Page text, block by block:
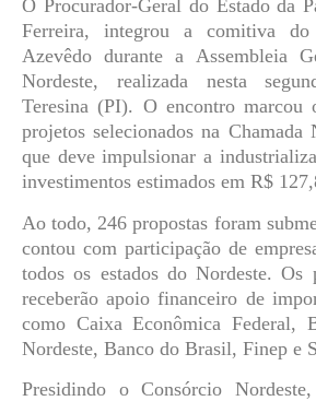
O Procurador-Geral do Estado da
Ferreira, integrou a comitiva do
Azevêdo durante a Assembleia
Nordeste, realizada nesta
Teresina (PI). O encontro marcou
projetos selecionados na Chamada
que deve impulsionar a
investimentos estimados em R$
Ao todo, 246 propostas foram
contou com participação de
todos os estados do Nordeste. Os
receberão apoio financeiro de
como Caixa Econômica Federal,
Nordeste, Banco do Brasil, Finep e
Presidindo o Consórcio